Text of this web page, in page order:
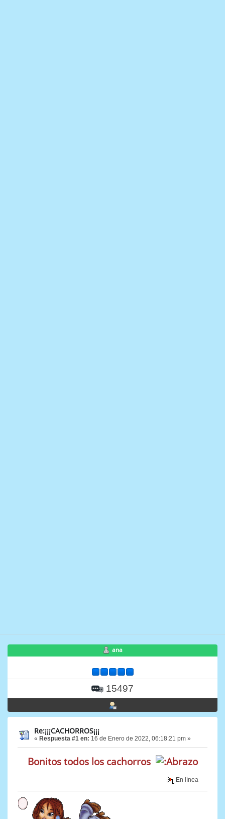
ana
15497
Re:¡¡¡CACHORROS¡¡¡
« Respuesta #1 en: 16 de Enero de 2022, 06:18:21 pm »
Bonitos todos los cachorros
En línea